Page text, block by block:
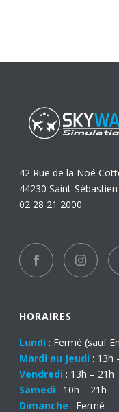
42 Rue de la Noé
44230 Saint-
02 28 21 2000
HORAIRES
Lundi : Fermé (sauf
Mardi au Jeudi : 13h
Vendredi : 13h – 21h
Samedi : 10h – 21h
Dimanche : Fermé